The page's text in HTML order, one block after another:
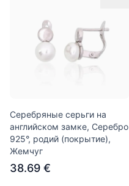
Серебряные серьги на
английском замке, Серебро
925°, родий (покрытие),
Жемчуг
38.69 €